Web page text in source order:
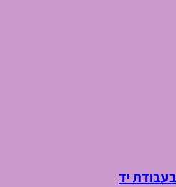
יד